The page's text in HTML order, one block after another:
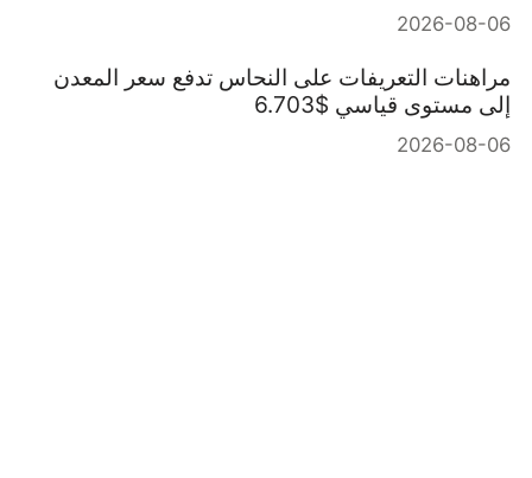
2026-08-06
مراهنات التعريفات على النحاس تدفع سعر المعدن
إلى مستوى قياسي $6.703
2026-08-06